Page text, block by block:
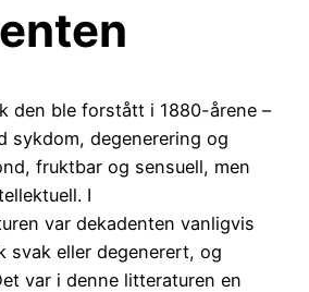
den ble forstått i 1880-årene –
sykdom, degenerering og
fruktbar og sensuell, men
I
var dekadenten vanligvis
svak eller degenerert, og
var i denne litteraturen en